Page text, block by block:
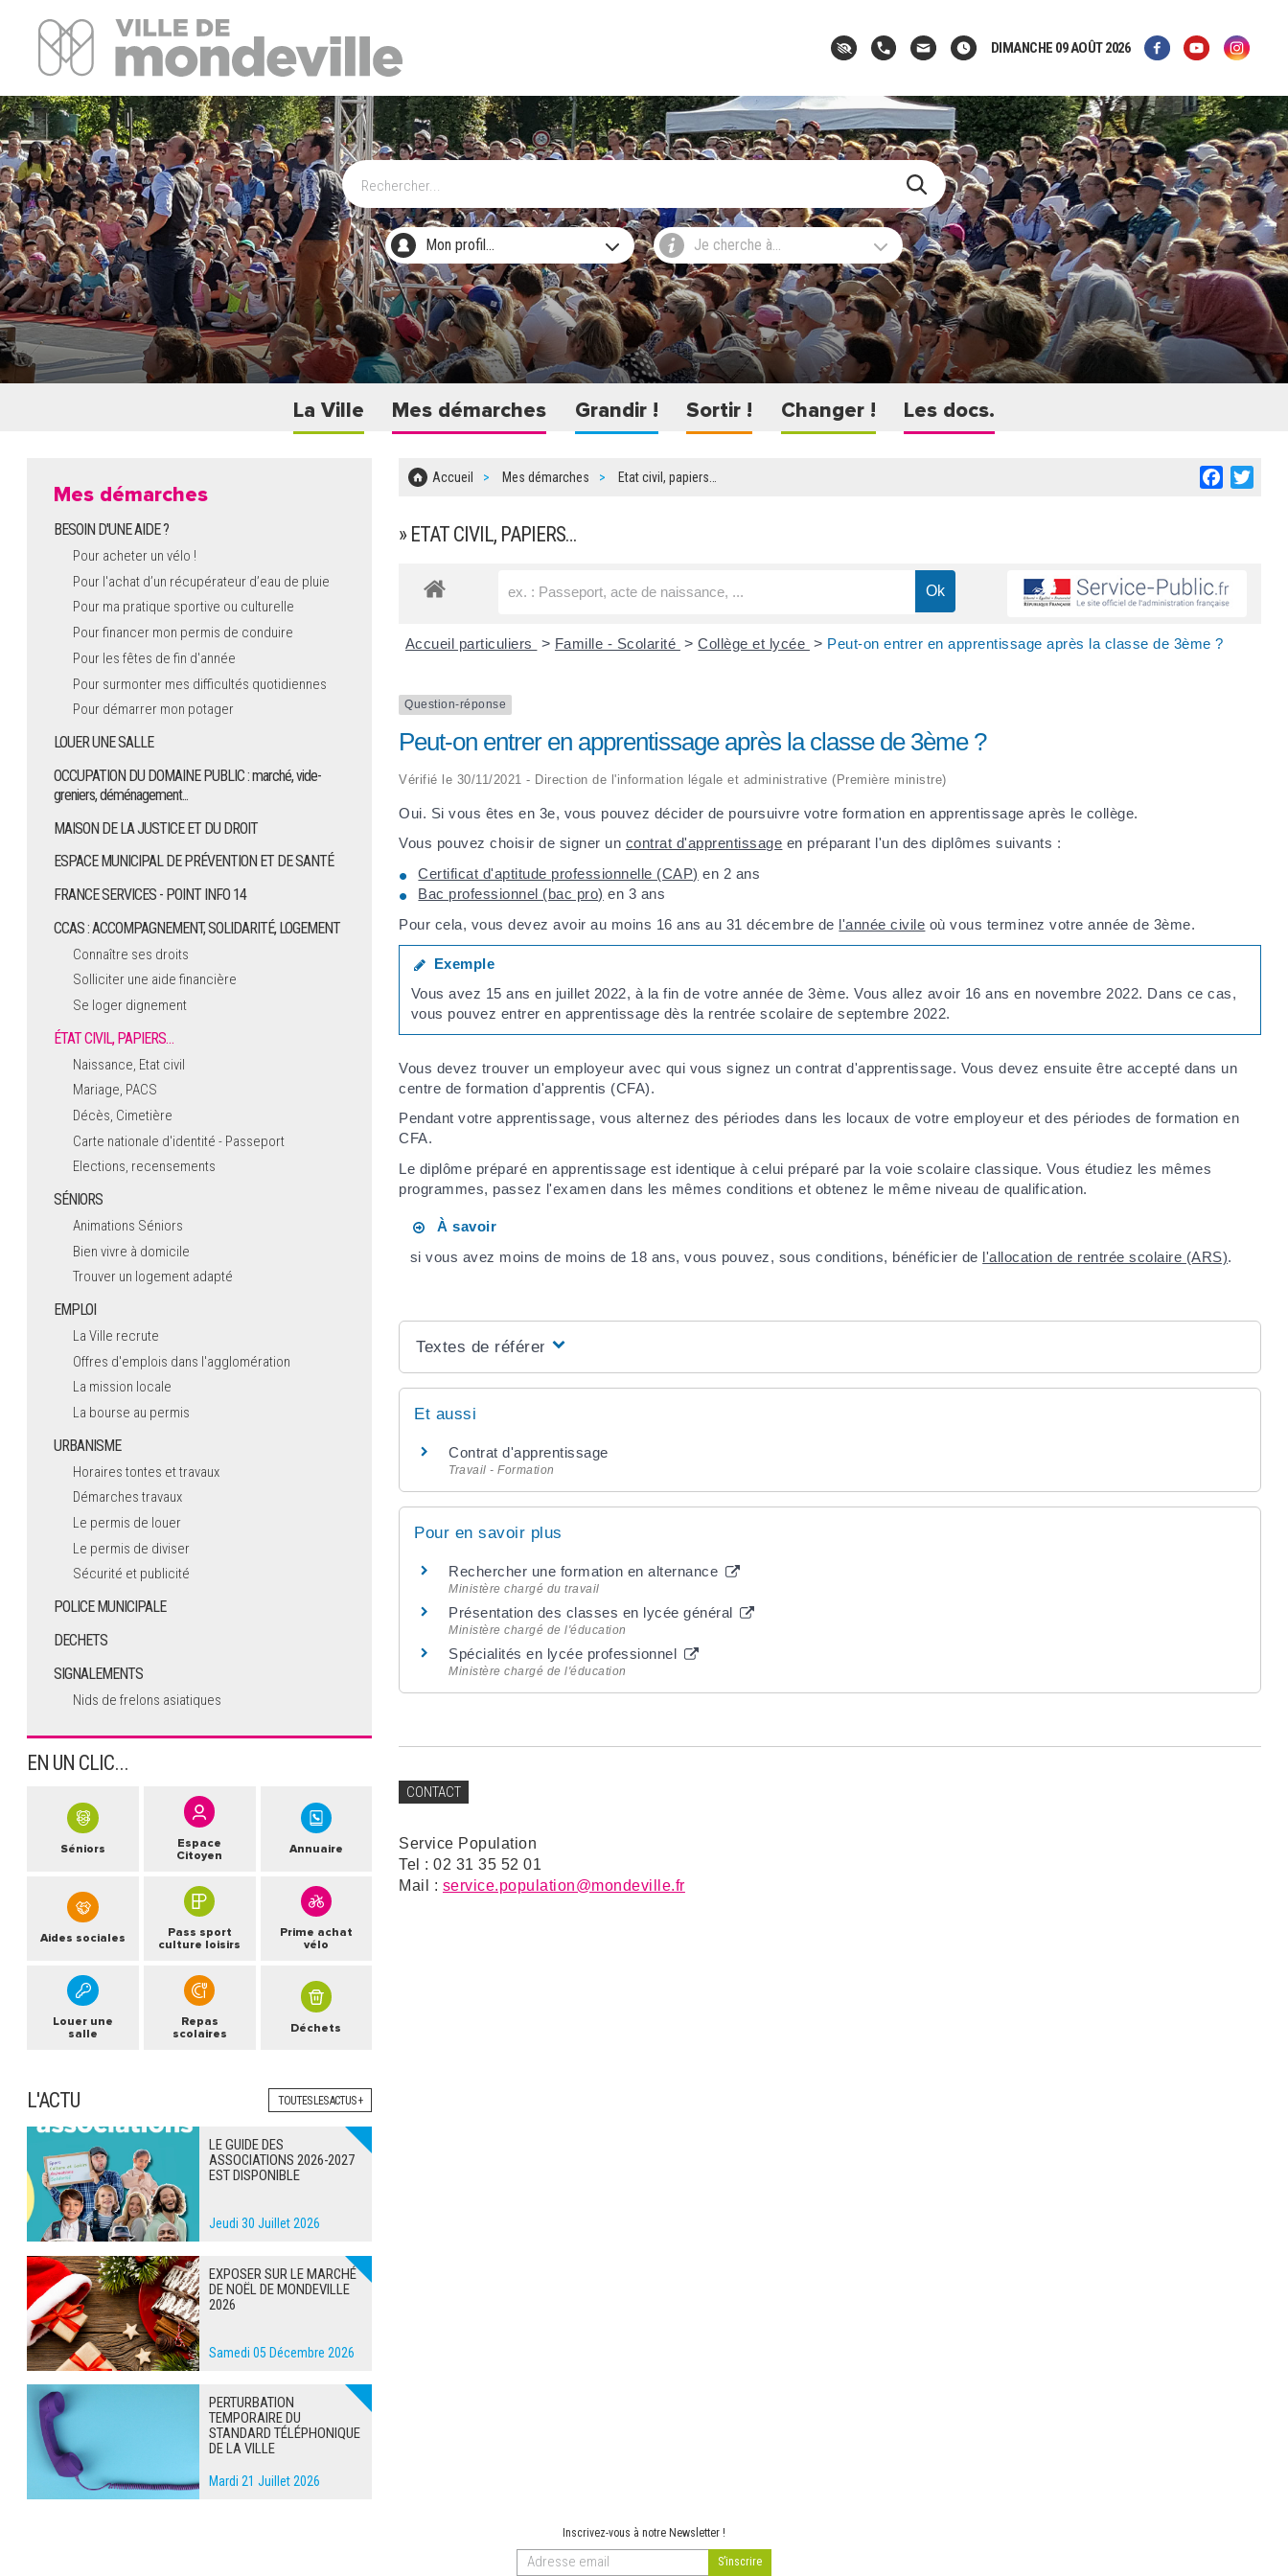
Site Officiel de la ville de Mondeville
DIMANCHE 09 AOÛT 2026
Mon profil... Je cherche à...
La Ville Mes démarches Grandir ! Sortir ! Changer ! Les docs.
Facebook
Accueil Mes démarches Etat civil, papiers…
» ETAT CIVIL, PAPIERS…
Accueil particuliers > Famille - Scolarité > Collège et lycée > Peut-on entrer en apprentissage après la classe de 3ème ?
Question-réponse
Peut-on entrer en apprentissage après la classe de 3ème ?
Vérifié le 30/11/2021 - Direction de l'information légale et administrative (Première ministre)
Oui. Si vous êtes en 3e, vous pouvez décider de poursuivre votre formation en apprentissage après le collège.
Vous pouvez choisir de signer un contrat d'apprentissage en préparant l'un des diplômes suivants :
Certificat d'aptitude professionnelle (CAP) en 2 ans
Bac professionnel (bac pro) en 3 ans
Pour cela, vous devez avoir au moins 16 ans au 31 décembre de l'année civile où vous terminez votre année de 3ème.
Exemple
Vous avez 15 ans en juillet 2022, à la fin de votre année de 3ème. Vous allez avoir 16 ans en novembre 2022. Dans ce cas,
vous pouvez entrer en apprentissage dès la rentrée scolaire de septembre 2022.
Vous devez trouver un employeur avec qui vous signez un contrat d'apprentissage. Vous devez ensuite être accepté dans un
centre de formation d'apprentis (CFA).
Pendant votre apprentissage, vous alternez des périodes dans les locaux de votre employeur et des périodes de formation en
CFA.
Le diplôme préparé en apprentissage est identique à celui préparé par la voie scolaire classique. Vous étudiez les mêmes
programmes, passez l'examen dans les mêmes conditions et obtenez le même niveau de qualification.
À savoir
si vous avez moins de moins de 18 ans, vous pouvez, sous conditions, bénéficier de l'allocation de rentrée scolaire (ARS).
Textes de référence
Et aussi
Contrat d'apprentissage
Travail - Formation
Pour en savoir plus
Rechercher une formation en alternance
Ministère chargé du travail
Présentation des classes en lycée général
Ministère chargé de l'éducation
Spécialités en lycée professionnel
Ministère chargé de l'éducation
CONTACT
Service Population
Tel : 02 31 35 52 01
Mail : service.population@mondeville.fr
Mes démarches
BESOIN D'UNE AIDE ?
Pour acheter un vélo !
Pour l'achat d’un récupérateur d’eau de pluie
Pour ma pratique sportive ou culturelle
Pour financer mon permis de conduire
Pour les fêtes de fin d'année
Pour surmonter mes difficultés quotidiennes
Pour démarrer mon potager
LOUER UNE SALLE
OCCUPATION DU DOMAINE PUBLIC : marché, vide-
greniers, déménagement...
MAISON DE LA JUSTICE ET DU DROIT
ESPACE MUNICIPAL DE PRÉVENTION ET DE SANTÉ
FRANCE SERVICES - POINT INFO 14
CCAS : ACCOMPAGNEMENT, SOLIDARITÉ, LOGEMENT
Connaître ses droits
Solliciter une aide financière
Se loger dignement
ÉTAT CIVIL, PAPIERS…
Naissance, Etat civil
Mariage, PACS
Décès, Cimetière
Carte nationale d'identité - Passeport
Elections, recensements
SÉNIORS
Animations Séniors
Bien vivre à domicile
Trouver un logement adapté
EMPLOI
La Ville recrute
Offres d'emplois dans l'agglomération
La mission locale
La bourse au permis
URBANISME
Horaires tontes et travaux
Démarches travaux
Le permis de louer
Le permis de diviser
Sécurité et publicité
POLICE MUNICIPALE
DECHETS
SIGNALEMENTS
Nids de frelons asiatiques
EN UN CLIC...
Séniors
Espace
Citoyen
Annuaire
Aides sociales
Pass sport
culture loisirs
Prime achat
vélo
Louer une
salle
Repas
scolaires
Déchets
L'ACTU TOUTES LES ACTUS +
LE GUIDE DES
ASSOCIATIONS 2026-2027
EST DISPONIBLE
Jeudi 30 Juillet 2026
EXPOSER SUR LE MARCHÉ
DE NOËL DE MONDEVILLE
2026
Samedi 05 Décembre 2026
PERTURBATION
TEMPORAIRE DU
STANDARD TÉLÉPHONIQUE
DE LA VILLE
Mardi 21 Juillet 2026
Inscrivez-vous à notre Newsletter !